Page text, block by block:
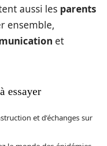
aussi les parents
ensemble,
et
essayer
et d’échanges sur